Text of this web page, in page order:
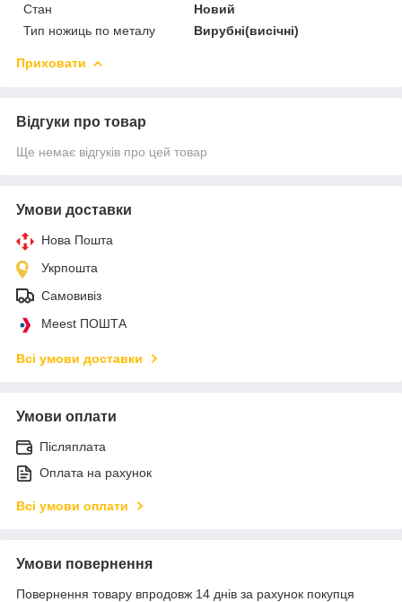
Стан
Новий
Тип ножиць по металу
Вирубні(висічні)
Приховати
Відгуки про товар
Ще немає відгуків про цей товар
Умови доставки
Нова Пошта
Укрпошта
Самовивіз
Meest ПОШТА
Всі умови доставки
Умови оплати
Післяплата
Оплата на рахунок
Всі умови оплати
Умови повернення
Повернення товару впродовж 14 днів за рахунок покупця